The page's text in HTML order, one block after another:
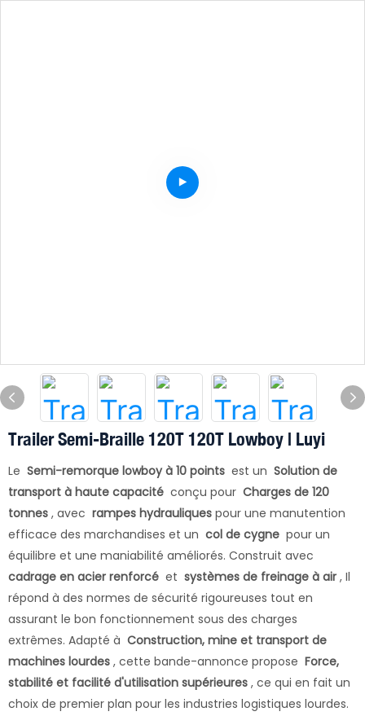
Trailer Semi-Braille 120T 120T Lowboy | Luyi
Le Semi-remorque lowboy à 10 points est un Solution de
transport à haute capacité conçu pour Charges de 120
tonnes , avec rampes hydrauliques pour une manutention
efficace des marchandises et un col de cygne pour un
équilibre et une maniabilité améliorés. Construit avec
cadrage en acier renforcé et systèmes de freinage à air , Il
répond à des normes de sécurité rigoureuses tout en
assurant le bon fonctionnement sous des charges
extrêmes. Adapté à Construction, mine et transport de
machines lourdes , cette bande-annonce propose Force,
stabilité et facilité d'utilisation supérieures , ce qui en fait un
choix de premier plan pour les industries logistiques lourdes.